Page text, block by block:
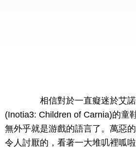
相信對於一直癡迷於艾諾
(Inotia3: Children of Carnia)的童
無外乎就是游戲的語言了。萬惡
令人討厭的，看著一大堆叽裡呱